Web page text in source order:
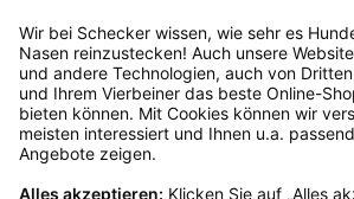
Rücksendeetikett zukommen.